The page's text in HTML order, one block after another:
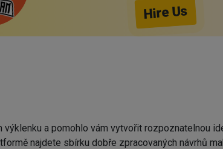
Hire Us
a pomohlo vám vytvořit rozpoznatelnou
najdete sbírku dobře zpracovaných návrhů